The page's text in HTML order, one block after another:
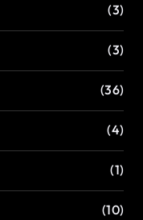
(3)
(3)
(36)
(4)
(1)
(10)